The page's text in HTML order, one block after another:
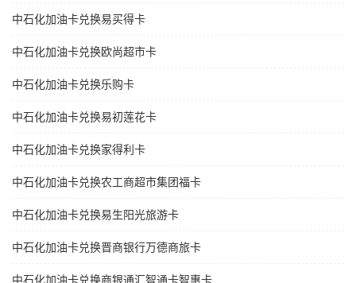
中石化加油卡兑换易买得卡
中石化加油卡兑换欧尚超市卡
中石化加油卡兑换乐购卡
中石化加油卡兑换易初莲花卡
中石化加油卡兑换家得利卡
中石化加油卡兑换农工商超市集团福卡
中石化加油卡兑换易生阳光旅游卡
中石化加油卡兑换晋商银行万德商旅卡
中石化加油卡兑换商银通汇智通卡智惠卡